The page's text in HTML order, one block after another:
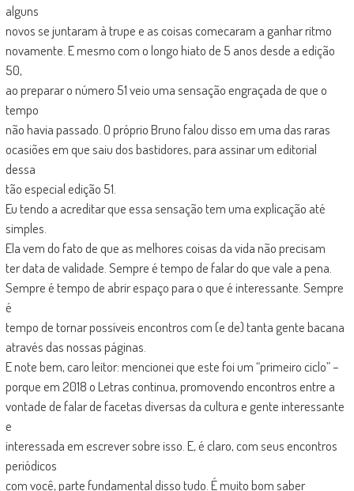
alguns
novos se juntaram à trupe e as coisas comecaram a ganhar ritmo
novamente. E mesmo com o longo hiato de 5 anos desde a edição
50,
ao preparar o número 51 veio uma sensação engraçada de que o
tempo
não havia passado. O próprio Bruno falou disso em uma das raras
ocasiões em que saiu dos bastidores, para assinar um editorial
dessa
tão especial edição 51.
Eu tendo a acreditar que essa sensação tem uma explicação até
simples.
Ela vem do fato de que as melhores coisas da vida não precisam
ter data de validade. Sempre é tempo de falar do que vale a pena.
Sempre é tempo de abrir espaço para o que é interessante. Sempre
é
tempo de tornar possíveis encontros com (e de) tanta gente bacana
através das nossas páginas.
E note bem, caro leitor: mencionei que este foi um “primeiro ciclo” –
porque em 2018 o Letras continua, promovendo encontros entre a
vontade de falar de facetas diversas da cultura e gente interessante
e
interessada em escrever sobre isso. E, é claro, com seus encontros
periódicos
com você, parte fundamental disso tudo. É muito bom saber